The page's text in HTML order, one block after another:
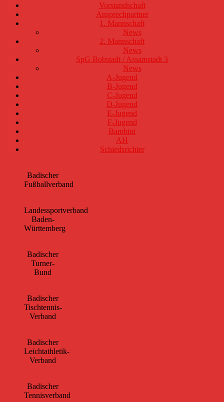
Vorstandschaft
Ansprechpartner
1. Mannschaft
News
2. Mannschaft
News
SpG Bobstadt / Assamstadt 3
News
A-Jugend
B-Jugend
C-Jugend
D-Jugend
E-Jugend
F-Jugend
Bambini
AH
Schiedsrichter
Badischer
Fußballverband
Landessportverband
Baden-
Württemberg
Badischer
Turner-
Bund
Badischer
Tischtennis-
Verband
Badischer
Leichtathletik-
Verband
Badischer
Tennisverband